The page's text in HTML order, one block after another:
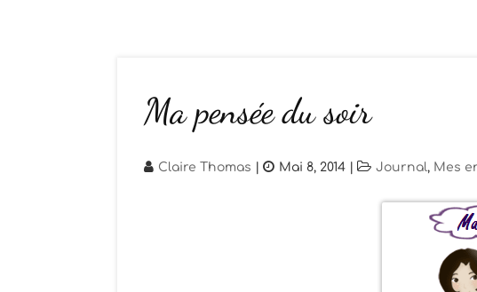
Ma pensée du soir
Claire Thomas Mai 8, 2014 Journal, Mes